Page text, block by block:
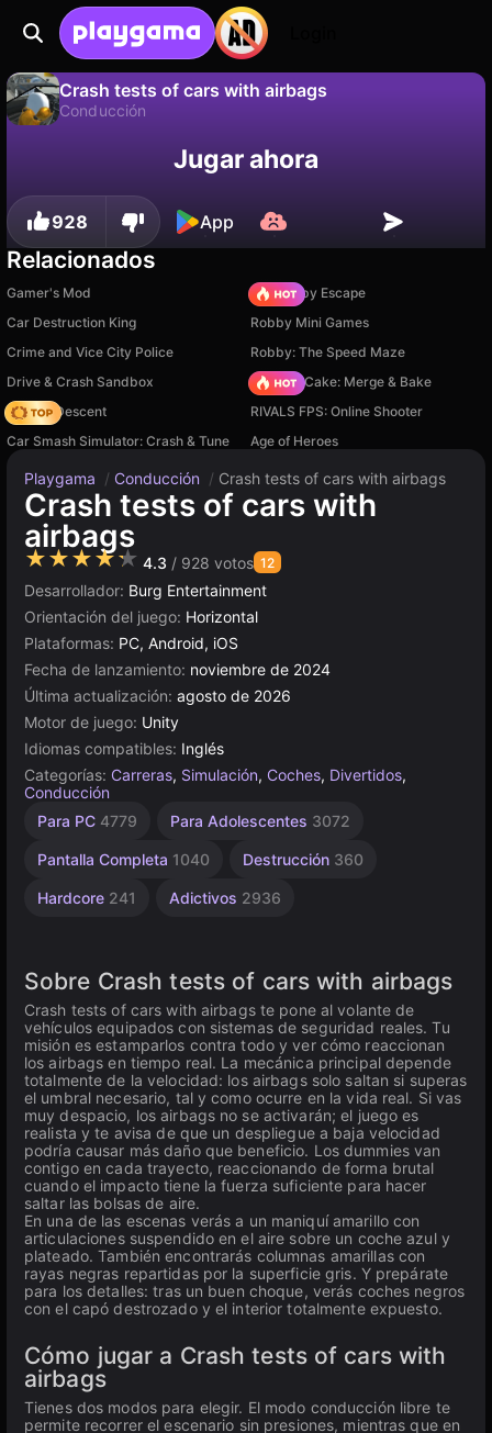
Crash tests of cars with airbags
Conducción
¡Guarda el progreso!Jugar ahora
928 App
Relacionados
Gamer's Mod
Your Obby Escape
Car Destruction King
Robby Mini Games
Crime and Vice City Police
Robby: The Speed Maze
Drive & Crash Sandbox
Piece of Cake: Merge & Bake
Deadly Descent
RIVALS FPS: Online Shooter
Car Smash Simulator: Crash & Tune
Age of Heroes
Playgama / Conducción / Crash tests of cars with airbags
Crash tests of cars with
airbags
★★★★★ 4.3 / 928 votos 12
Desarrollador: Burg Entertainment
Orientación del juego: Horizontal
Plataformas: PC, Android, iOS
Fecha de lanzamiento: noviembre de 2024
Última actualización: agosto de 2026
Motor de juego: Unity
Idiomas compatibles: Inglés
Categorías: Carreras, Simulación, Coches, Divertidos,
Conducción
Para PC 4779 Para Adolescentes 3072
Pantalla Completa 1040 Destrucción 360
Hardcore 241 Adictivos 2936
Vehículos
Sin
2845
Prueba
Accidentes
491
Carreras
Resistencia
Escritorio
De 1
4147
Coches de
163
Alta
3569
Browser
Unity
línea
Sobre Crash tests of cars with airbags
Crash tests of cars with airbags te pone al volante de
vehículos equipados con sistemas de seguridad reales. Tu
misión es estamparlos contra todo y ver cómo reaccionan
los airbags en tiempo real. La mecánica principal depende
totalmente de la velocidad: los airbags solo saltan si superas
el umbral necesario, tal y como ocurre en la vida real. Si vas
muy despacio, los airbags no se activarán; el juego es
realista y te avisa de que un despliegue a baja velocidad
podría causar más daño que beneficio. Los dummies van
contigo en cada trayecto, reaccionando de forma brutal
cuando el impacto tiene la fuerza suficiente para hacer
saltar las bolsas de aire.
En una de las escenas verás a un maniquí amarillo con
articulaciones suspendido en el aire sobre un coche azul y
plateado. También encontrarás columnas amarillas con
rayas negras repartidas por la superficie gris. Y prepárate
para los detalles: tras un buen choque, verás coches negros
con el capó destrozado y el interior totalmente expuesto.
Cómo jugar a Crash tests of cars with
airbags
Tienes dos modos para elegir. El modo conducción libre te
permite recorrer el escenario sin presiones, mientras que en